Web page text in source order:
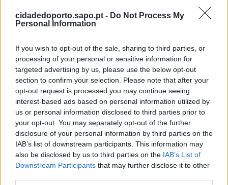
cidadedoporto.sapo.pt - Do Not Process My
Personal Information
If you wish to opt-out of the sale, sharing to third parties, or
processing of your personal or sensitive information for
targeted advertising by us, please use the below opt-out
section to confirm your selection. Please note that after your
opt-out request is processed you may continue seeing
interest-based ads based on personal information utilized by
us or personal information disclosed to third parties prior to
your opt-out. You may separately opt-out of the further
disclosure of your personal information by third parties on the
IAB’s list of downstream participants. This information may
also be disclosed by us to third parties on the IAB’s List of
Downstream Participants that may further disclose it to other
Últimas Notícias